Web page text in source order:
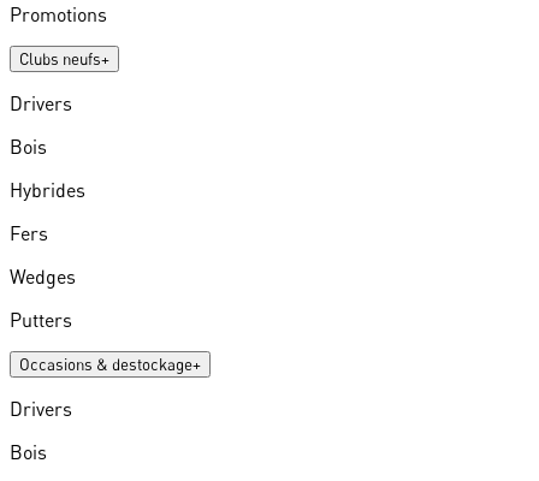
Promotions
Clubs neufs+
Drivers
Bois
Hybrides
Fers
Wedges
Putters
Occasions & destockage+
Drivers
Bois